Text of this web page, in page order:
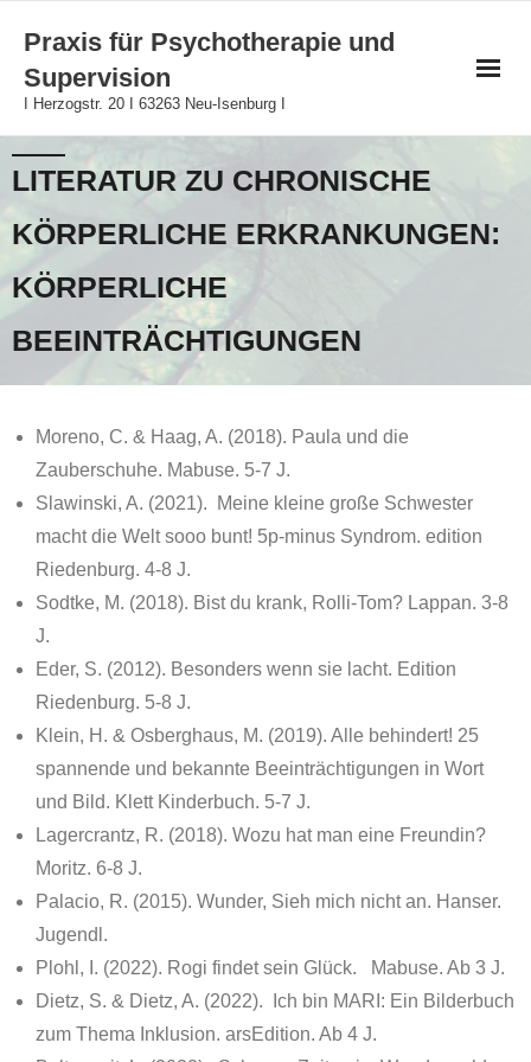
content
Praxis für Psychotherapie und
Supervision
I Herzogstr. 20 I 63263 Neu-Isenburg I
LITERATUR ZU CHRONISCHE
KÖRPERLICHE ERKRANKUNGEN:
KÖRPERLICHE
BEEINTRÄCHTIGUNGEN
Moreno, C. & Haag, A. (2018). Paula und die
Zauberschuhe. Mabuse. 5-7 J.
Slawinski, A. (2021). Meine kleine große Schwester
macht die Welt sooo bunt! 5p-minus Syndrom. edition
Riedenburg. 4-8 J.
Sodtke, M. (2018). Bist du krank, Rolli-Tom? Lappan. 3-8
J.
Eder, S. (2012). Besonders wenn sie lacht. Edition
Riedenburg. 5-8 J.
Klein, H. & Osberghaus, M. (2019). Alle behindert! 25
spannende und bekannte Beeinträchtigungen in Wort
und Bild. Klett Kinderbuch. 5-7 J.
Lagercrantz, R. (2018). Wozu hat man eine Freundin?
Moritz. 6-8 J.
Palacio, R. (2015). Wunder, Sieh mich nicht an. Hanser.
Jugendl.
Plohl, I. (2022). Rogi findet sein Glück. Mabuse. Ab 3 J.
Dietz, S. & Dietz, A. (2022). Ich bin MARI: Ein Bilderbuch
zum Thema Inklusion. arsEdition. Ab 4 J.